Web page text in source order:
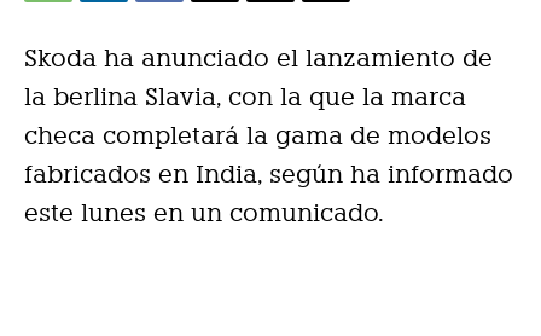
Skoda ha anunciado el lanzamiento de
la berlina Slavia, con la que la marca
checa completará la gama de modelos
fabricados en India, según ha informado
este lunes en un comunicado.